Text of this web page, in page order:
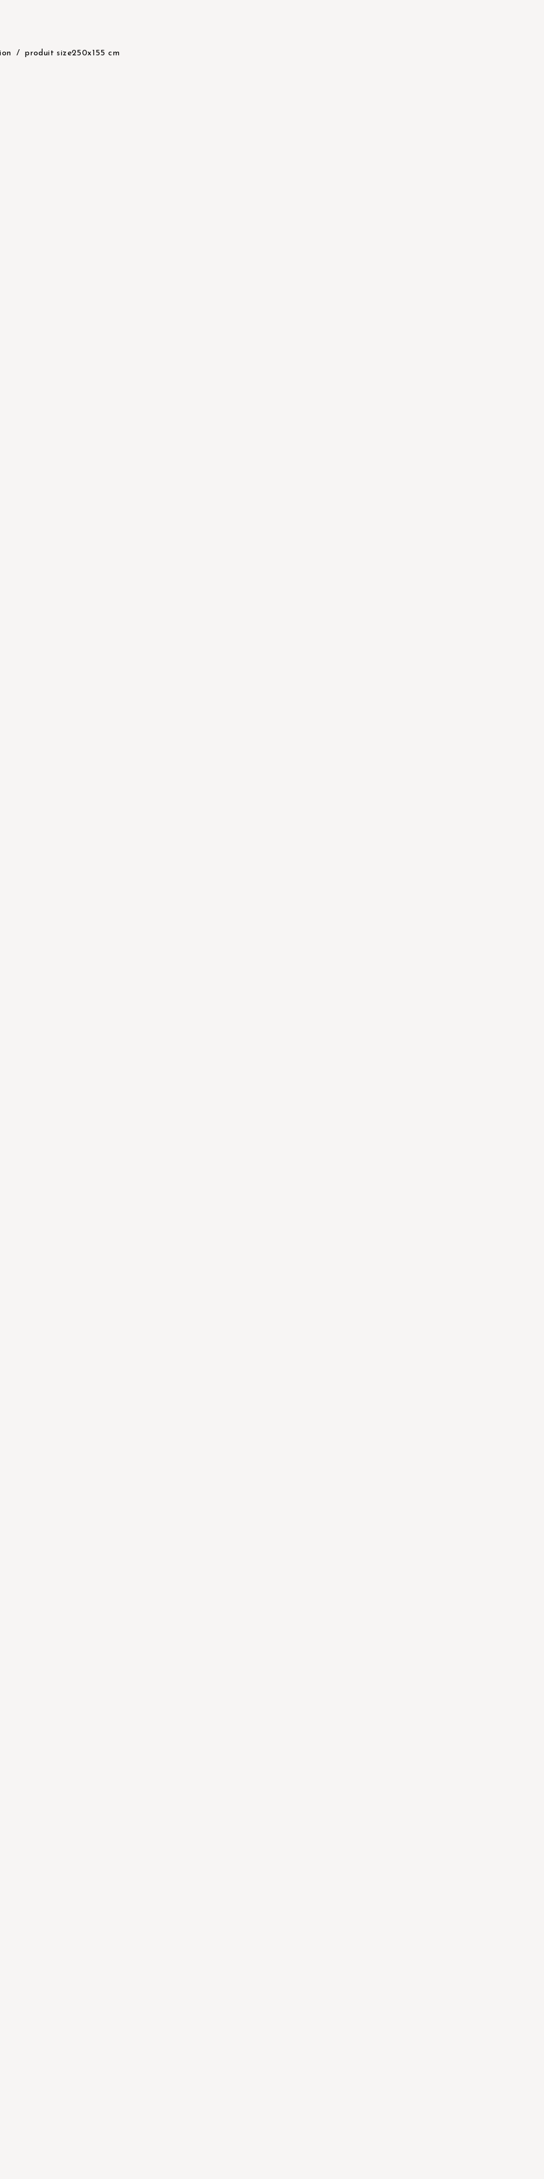
produit size250x155 cm